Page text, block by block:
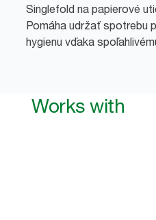
Singlefold na papierové
Pomáha udržať spotrebu
hygienu vďaka
Works with